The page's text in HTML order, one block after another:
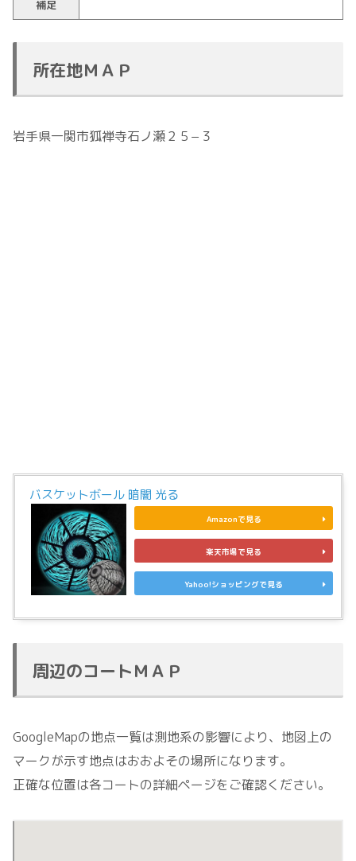
補足
所在地ＭＡＰ
岩手県一関市狐禅寺石ノ瀬２５−３
バスケットボール 暗闇 光る
Amazonで見る
楽天市場で見る
Yahoo!ショッピングで見る
周辺のコートＭＡＰ
GoogleMapの地点一覧は測地系の影響により、地図上の
マークが示す地点はおおよその場所になります。
正確な位置は各コートの詳細ページをご確認ください。